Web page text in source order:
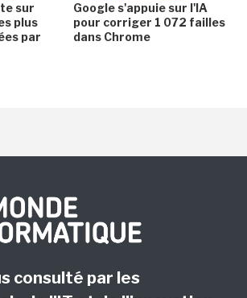
sur
plus
par
Google s'appuie sur l'IA
pour corriger 1 072 failles
dans Chrome
consulté par les